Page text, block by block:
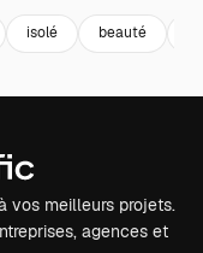
isolé beauté
vos meilleurs projets.
agences et